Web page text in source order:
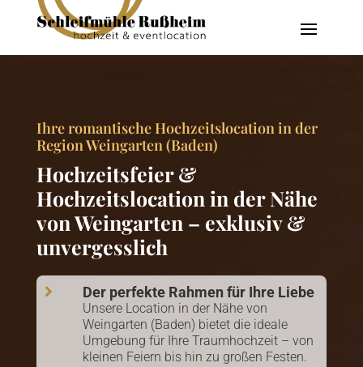
Ihre romantische Hochzeitslocation in der
Region Weingarten (Baden)
Hochzeitsfeier &
Hochzeitslocation in der Nähe
von Weingarten – exklusiv &
unvergesslich
 Der perfekte Rahmen für Ihre Liebe
Unsere Location in der Nähe von
Weingarten (Baden) bietet die ideale
Umgebung für Ihre Traumhochzeit – von
kleinen Feiern bis hin zu großen Festen.